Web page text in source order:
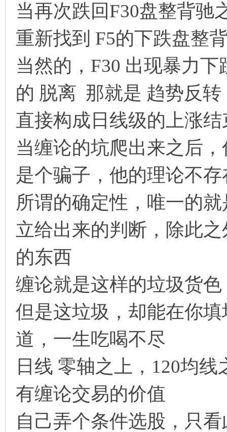
当再次跌回F30盘整背驰
重新找到 F5的下跌盘整
当然的，F30 出现暴力
的 脱离 那就是 趋势反转
直接构成日线级的上涨结
当缠论的坑爬出来之后
是个骗子，他的理论不
所谓的确定性，唯一的
立给出来的判断，除此
的东西
缠论就是这样的垃圾货色
但是这垃圾，却能在你
道，一生吃喝不尽
日线 零轴之上，120均
有缠论交易的价值
自己弄个条件选股，只